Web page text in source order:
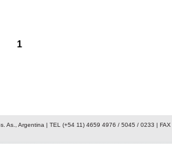
1
As., Argentina | TEL (+54 11) 4659 4976 / 5045 / 0233 |